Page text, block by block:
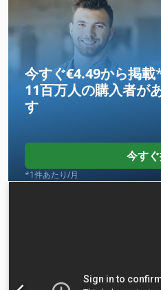
今すぐ€4.49から掲載
11百万人の購入者が
す
今す
*1件あたり/月